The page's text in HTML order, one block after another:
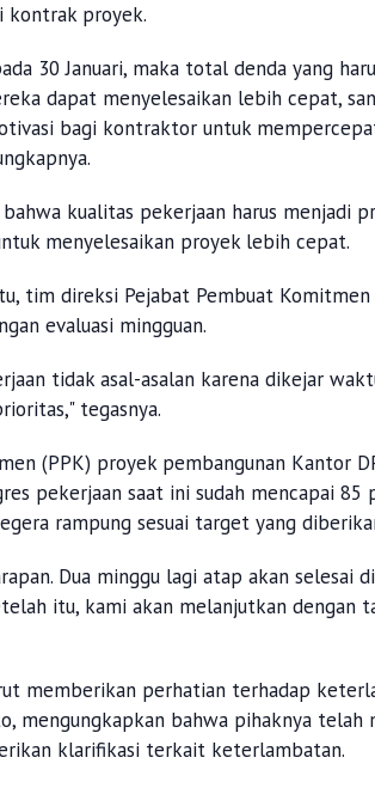
kontrak proyek.
30 Januari, maka total denda yang
dapat menyelesaikan lebih cepat,
bagi kontraktor untuk
kualitas pekerjaan harus menjadi
menyelesaikan proyek lebih cepat.
tim direksi Pejabat Pembuat
evaluasi mingguan.
tidak asal-asalan karena dikejar
tegasnya.
(PPK) proyek pembangunan Kantor
pekerjaan saat ini sudah mencapai 85
rampung sesuai target yang
Dua minggu lagi atap akan selesai
itu, kami akan melanjutkan dengan
memberikan perhatian terhadap
mengungkapkan bahwa pihaknya telah
klarifikasi terkait keterlambatan.